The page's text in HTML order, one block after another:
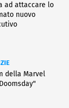
ad attaccare lo
nuovo
della Marvel